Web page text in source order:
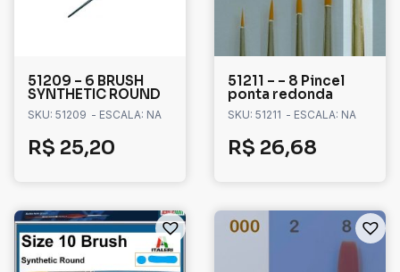
51209 – 6 BRUSH
SYNTHETIC ROUND
SKU: 51209 - ESCALA: NA
R$ 25,20
51211 – – 8 Pincel
ponta redonda
SKU: 51211 - ESCALA: NA
R$ 26,68